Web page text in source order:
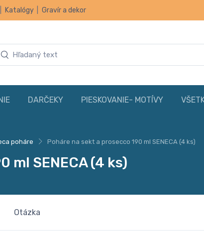
Katalógy Gravír a dekor
DARČEKY PIESKOVANIE- MOTÍVY
poháre Poháre na sekt a prosecco 190 ml SENECA (4 ks)
ml SENECA (4 ks)
Otázka